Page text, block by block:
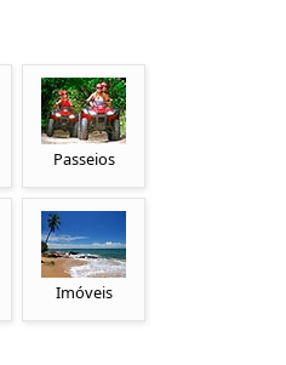
Passeios
Imóveis